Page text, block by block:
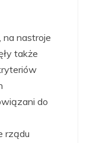
na nastroje
także
do
rządu